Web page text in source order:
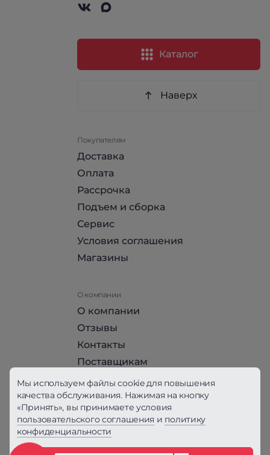
Каталог
Наверх
Покупателям
Доставка
Оплата
Рассрочка
Подъем и сборка
Сервис
Условия соглашения
Магазины
О компании
О компании
Отзывы
Контакты
Поставщикам
Стать партнером HomeHit
Политика конфиденциальности
Вся информация на сайте, за исключением
Мы используем файлы cookie для повышения
качества обслуживания. Нажимая на кнопку
«Принять», вы принимаете условия
пользовательского соглашения и политику
конфиденциальности